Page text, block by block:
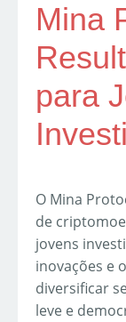
Mina
para
O Mina
de
jovens
inovações e
diversificar
leve e